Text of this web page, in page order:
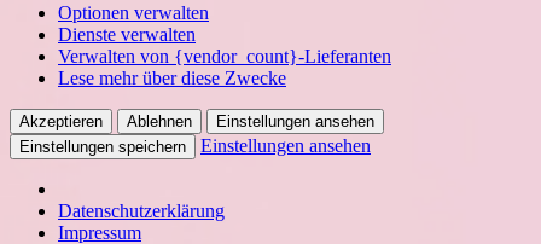
Optionen verwalten
Dienste verwalten
Verwalten von {vendor_count}-Lieferanten
Lese mehr über diese Zwecke
Akzeptieren Ablehnen
Einstellungen ansehen
Einstellungen speichern
Einstellungen ansehen
Datenschutzerklärung
Impressum